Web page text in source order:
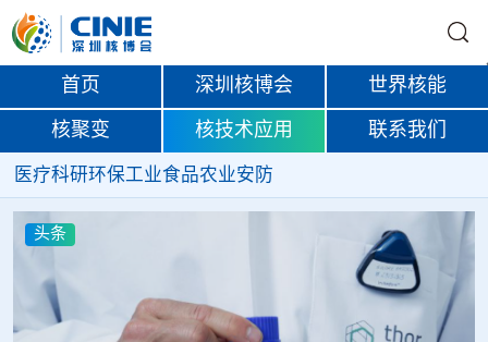
首页 深圳核博会 世界核能
核聚变 核技术应用 联系我们
医疗科研环保工业食品农业安防
头条